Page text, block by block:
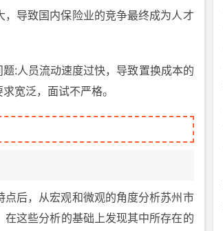
导致国内保险业的竞争最终成为人才
:人员流动速度过快，导致置换成本的
宽泛，面试不严格。
后，从宏观和微观的角度分析苏州市
这些分析的基础上发现其中所存在的